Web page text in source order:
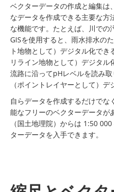
ベクターデータの作成と編集は
なデータを作成できる主要な方
な機能です。たとえば、川での
GISを使用すると、雨水排水の
ト地物として）デジタル化で
リライン地物として）デジタ
流路に沿ってpHレベルを読み
（ポイントレイヤーとして）デ
自らデータを作成するだけで
能なフリーのベクターデータが
（国土地理院）からは 1:50
ターデータを入手できます。